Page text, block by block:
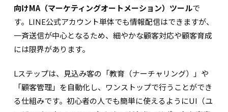
向けMA（マーケティングオートメーション）ツールで
す。LINE公式アカウント単体でも情報配信はできますが、
一斉送信が中心となるため、細やかな顧客対応や顧客育成
には限界があります。
Lステップは、見込み客の「教育（ナーチャリング）」や
「顧客管理」を自動化し、ワンストップで行うことができ
る仕組みです。初心者の人でも簡単に使えるようにUI（ユ